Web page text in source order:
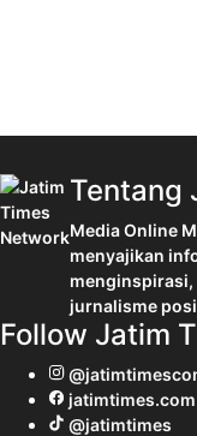
Tentang
Media Online
menyajikan
jurnalisme
Follow Jatim
jatimtimes.com
@jatimtimes